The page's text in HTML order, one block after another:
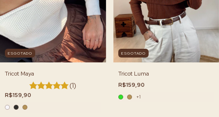
ESGOTADO
Tricot Maya
(1)
R$159,90
ESGOTADO
Tricot Luma
R$159,90
+1